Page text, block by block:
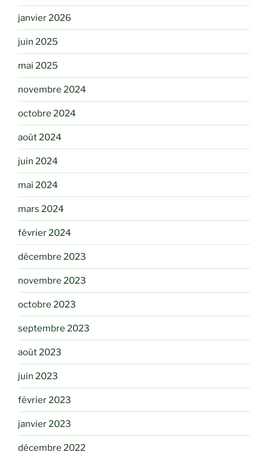
janvier 2026
juin 2025
mai 2025
novembre 2024
octobre 2024
août 2024
juin 2024
mai 2024
mars 2024
février 2024
décembre 2023
novembre 2023
octobre 2023
septembre 2023
août 2023
juin 2023
février 2023
janvier 2023
décembre 2022